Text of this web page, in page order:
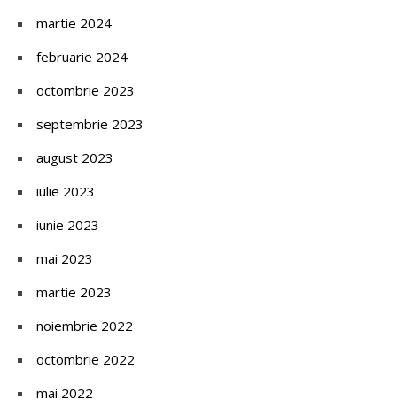
martie 2024
februarie 2024
octombrie 2023
septembrie 2023
august 2023
iulie 2023
iunie 2023
mai 2023
martie 2023
noiembrie 2022
octombrie 2022
mai 2022